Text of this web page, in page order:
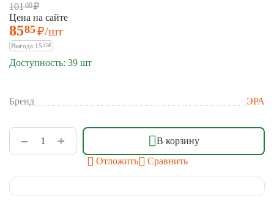
10100₽
Цена на сайте
8585 ₽/шт
Выгода:15 15₽
Доступность: 39 шт
Бренд ЭРА
+
−
В корзину
Отложить
Сравнить